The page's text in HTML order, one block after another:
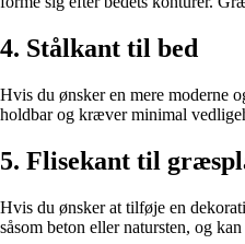
4. Stålkant til bed
Hvis du ønsker en mere moderne
holdbar og kræver minimal
5. Flisekant til
Hvis du ønsker at tilføje en
såsom beton eller natursten, og